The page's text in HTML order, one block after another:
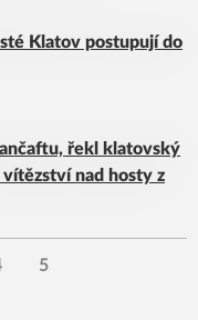
Klatov postupují do
řekl klatovský
nad hosty z
5